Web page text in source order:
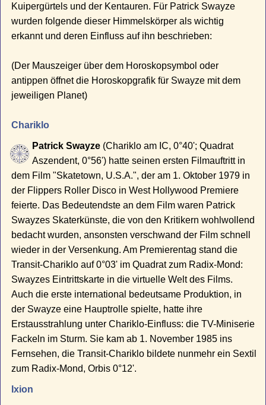
Kuipergürtels und der Kentauren. Für Patrick Swayze
wurden folgende dieser Himmelskörper als wichtig
erkannt und deren Einfluss auf ihn beschrieben:
(Der Mauszeiger über dem Horoskopsymbol oder
antippen öffnet die Horoskopgrafik für Swayze mit dem
jeweiligen Planet)
Chariklo
Patrick Swayze (Chariklo am IC, 0°40'; Quadrat
Aszendent, 0°56') hatte seinen ersten Filmauftritt in
dem Film "Skatetown, U.S.A.", der am 1. Oktober 1979 in
der Flippers Roller Disco in West Hollywood Premiere
feierte. Das Bedeutendste an dem Film waren Patrick
Swayzes Skaterkünste, die von den Kritikern wohlwollend
bedacht wurden, ansonsten verschwand der Film schnell
wieder in der Versenkung. Am Premierentag stand die
Transit-Chariklo auf 0°03' im Quadrat zum Radix-Mond:
Swayzes Eintrittskarte in die virtuelle Welt des Films.
Auch die erste international bedeutsame Produktion, in
der Swayze eine Hauptrolle spielte, hatte ihre
Erstausstrahlung unter Chariklo-Einfluss: die TV-Miniserie
Fackeln im Sturm. Sie kam ab 1. November 1985 ins
Fernsehen, die Transit-Chariklo bildete nunmehr ein Sextil
zum Radix-Mond, Orbis 0°12'.
Ixion